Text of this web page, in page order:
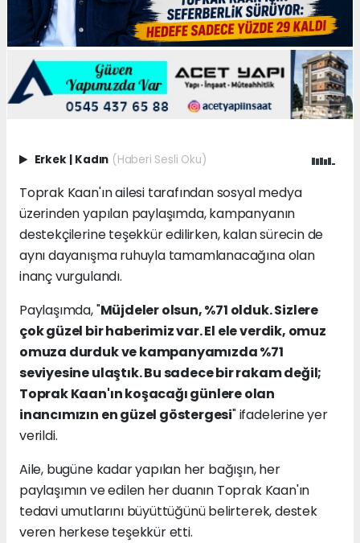
Erkek Kadın (Haberi Sesli Oku)
Toprak Kaan'ın ailesi tarafından sosyal medya
üzerinden yapılan paylaşımda, kampanyanın
destekçilerine teşekkür edilirken, kalan sürecin de
aynı dayanışma ruhuyla tamamlanacağına olan
inanç vurgulandı.
Paylaşımda, "Müjdeler olsun, %71 olduk. Sizlere
çok güzel bir haberimiz var. El ele verdik, omuz
omuza durduk ve kampanyamızda %71
seviyesine ulaştık. Bu sadece bir rakam değil;
Toprak Kaan'ın koşacağı günlere olan
inancımızın en güzel göstergesi" ifadelerine yer
verildi.
Aile, bugüne kadar yapılan her bağışın, her
paylaşımın ve edilen her duanın Toprak Kaan'ın
tedavi umutlarını büyüttüğünü belirterek, destek
veren herkese teşekkür etti.